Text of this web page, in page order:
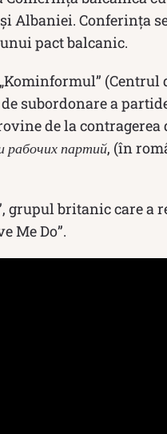
Albaniei. Conferinţa
pact balcanic.
„Kominformul”
subordonare a
de la
рабочих партий, (în
grupul britanic care
Me Do”.